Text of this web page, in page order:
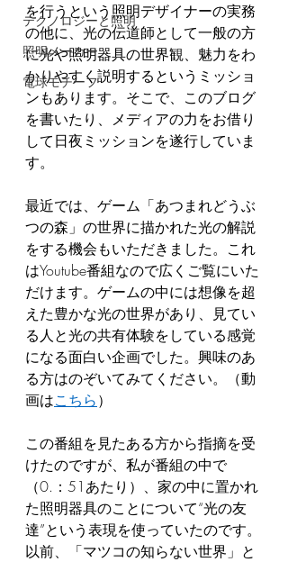
テクノロジーと照明
照明メーカー
電球モチーフ
を行うという照明デザイナーの実務
の他に、光の伝道師として一般の方
に光や照明器具の世界観、魅力をわ
かりやすく説明するというミッショ
ンもあります。そこで、このブログ
を書いたり、メディアの力をお借り
して日夜ミッションを遂行していま
す。
最近では、ゲーム「あつまれどうぶ
つの森」の世界に描かれた光の解説
をする機会もいただきました。これ
はYoutube番組なので広くご覧にいた
だけます。ゲームの中には想像を超
えた豊かな光の世界があり、見てい
る人と光の共有体験をしている感覚
になる面白い企画でした。興味のあ
る方はのぞいてみてください。（動
画はこちら）
この番組を見たある方から指摘を受
けたのですが、私が番組の中で
（0.：51あたり）、家の中に置かれ
た照明器具のことについて“光の友
達”という表現を使っていたのです。
以前、「マツコの知らない世界」と